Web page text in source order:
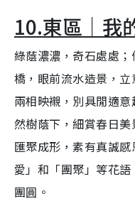
10.東區｜我
綠蔭濃濃，奇石處處
橋，眼前流水造景，立
兩相映襯，別具閒適
然樹蔭下，細賞春日
匯聚成形，素有真誠
愛」和「團聚」等花
團圓。